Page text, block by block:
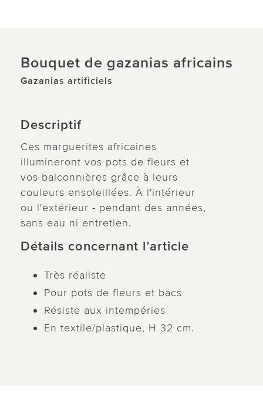
Bouquet de gazanias africains
Gazanias artificiels
Descriptif
Ces marguerites africaines
illumineront vos pots de fleurs et
vos balconnières grâce à leurs
couleurs ensoleillées. À l'intérieur
ou l'extérieur - pendant des années,
sans eau ni entretien.
Détails concernant l’article
Très réaliste
Pour pots de fleurs et bacs
Résiste aux intempéries
En textile/plastique, H 32 cm.